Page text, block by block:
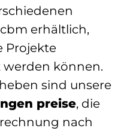
erhältlich,
Projekte
werden können.
sind unsere
preise, die
nach